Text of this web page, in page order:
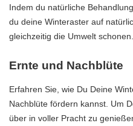
Indem du natürliche
du deine Winteraster auf
gleichzeitig die Umwelt schonen.
Ernte und Nachblüte
Erfahren Sie, wie Du Deine
Nachblüte fördern kannst. Um
über in voller Pracht zu